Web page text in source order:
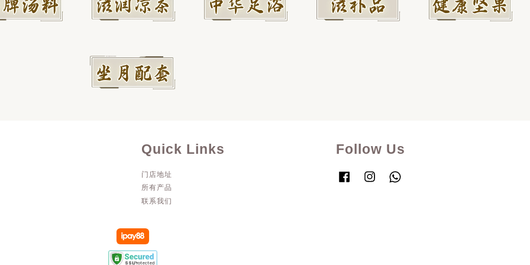
Quick Links
门店地址
所有产品
联系我们
Follow Us
FacebookInstagram